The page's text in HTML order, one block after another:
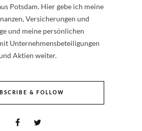
Potsdam. Hier gebe ich meine
Versicherungen und
und meine persönlichen
Unternehmensbeteiligungen
Aktien weiter.
& FOLLOW